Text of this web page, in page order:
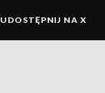
UDOSTĘPNIJ NA X